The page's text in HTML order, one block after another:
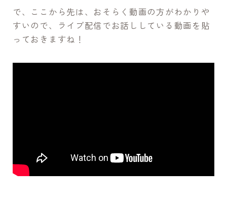
で、ここから先は、おそらく動画の方がわかりや
すいので、ライブ配信でお話ししている動画を貼
っておきますね！